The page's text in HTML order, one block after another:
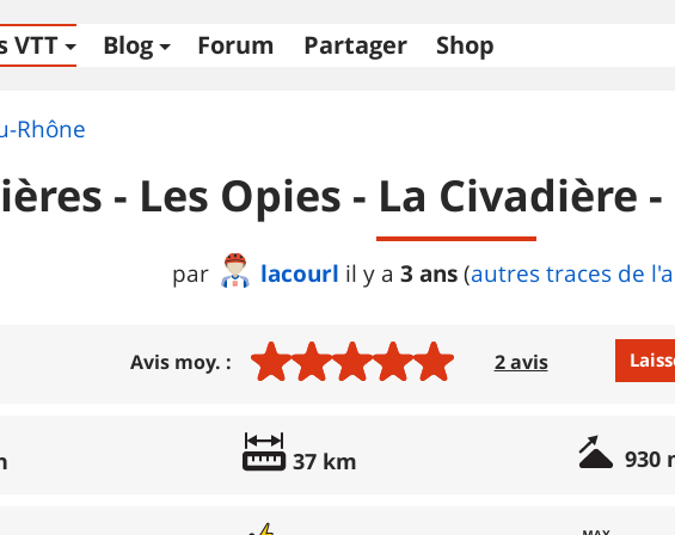
VTT Blog Forum Partager Shop
Rhône
- Les Opies - La Civadière
par lacourl il y a 3 ans(autres traces de
Avis moy. : 2 avis
37 km 930